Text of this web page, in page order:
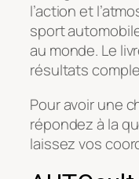
l’action et
sport
au monde. Le
résultats
Pour avoir une
répondez à la
laissez vos